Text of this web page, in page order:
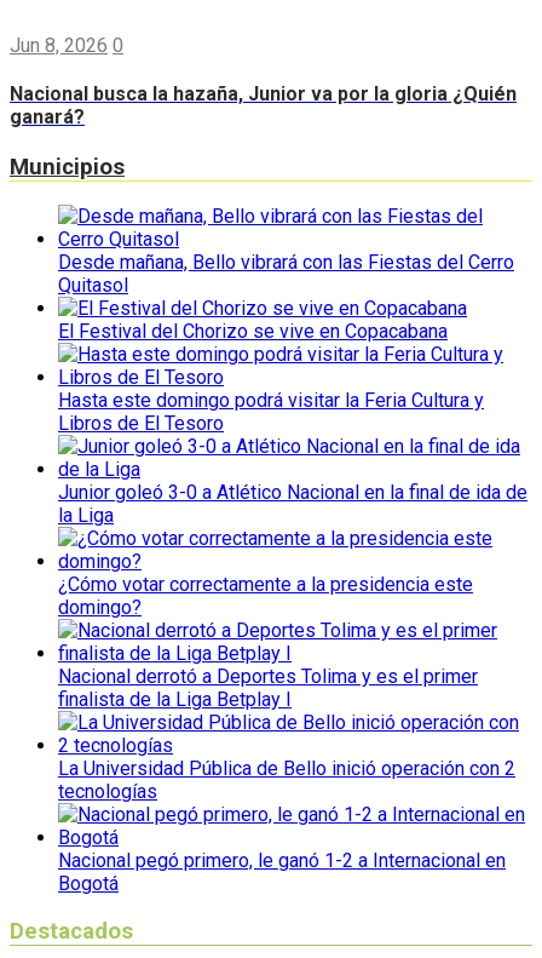
Jun 8, 2026 0
Nacional busca la hazaña, Junior va por la gloria ¿Quién
ganará?
Municipios
Desde mañana, Bello vibrará con las Fiestas del Cerro
Quitasol
El Festival del Chorizo se vive en Copacabana
Hasta este domingo podrá visitar la Feria Cultura y
Libros de El Tesoro
Junior goleó 3-0 a Atlético Nacional en la final de ida de
la Liga
¿Cómo votar correctamente a la presidencia este
domingo?
Nacional derrotó a Deportes Tolima y es el primer
finalista de la Liga Betplay I
La Universidad Pública de Bello inició operación con 2
tecnologías
Nacional pegó primero, le ganó 1-2 a Internacional en
Bogotá
Destacados